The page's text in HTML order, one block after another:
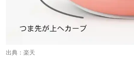
出典： 楽天